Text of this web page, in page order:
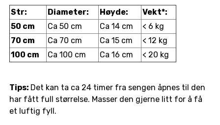
Str: Diameter: Høyde:
Vekt*:
50 cm
Ca 50 cm Ca 14 cm
< 6 kg
70 cm
Ca 70 cm Ca 15 cm
< 12 kg
100 cm
Ca 100 cm Ca 16 cm < 20 kg
Tips: Det kan ta ca 24 timer fra sengen åpnes til den
har fått full størrelse. Masser den gjerne litt for å få
et luftig fyll.